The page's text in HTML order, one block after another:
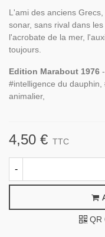
L'ami des anciens
sonar, sans rival dans
l'acrobate de la mer,
toujours.
Edition Marabout 1976
#intelligence du
animalier,
4,50 € TTC
-
QR